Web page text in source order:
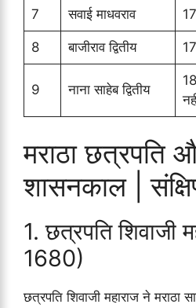
7 सवाई माधवराव
8 बाजीराव द्वितीय
9 नाना साहेब द्वितीय
मराठा छत्रपति
शासनकाल |
1. छत्रपति शिवाजी
1680)
छत्रपति शिवाजी महाराज ने मराठा